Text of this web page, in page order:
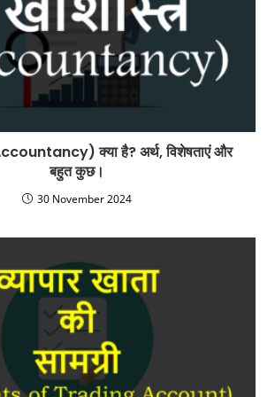
क्या है? अर्थ, विशेषताएं और
बहुत कुछ।
30 November 2024